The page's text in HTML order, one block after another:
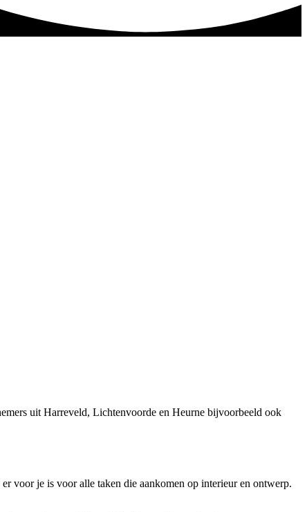
uit Harreveld, Lichtenvoorde en Heurne bijvoorbeeld ook
voor je is voor alle taken die aankomen op interieur en ontwerp.